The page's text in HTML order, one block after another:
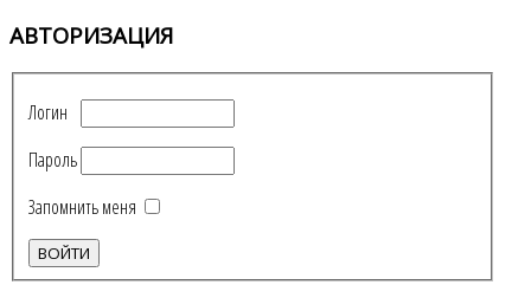
АВТОРИЗАЦИЯ
Логин
Пароль
Запомнить меня